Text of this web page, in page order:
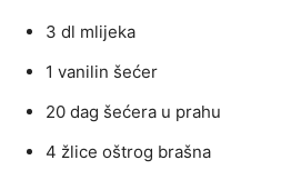
3 dl mlijeka
1 vanilin šećer
20 dag šećera u prahu
4 žlice oštrog brašna